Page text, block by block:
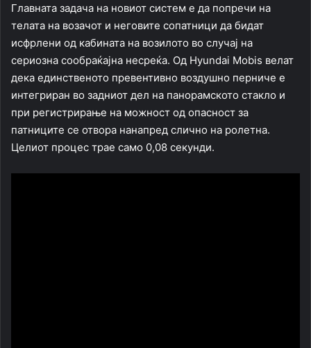
Главната задача на новиот систем е да попречи на
телата на возачот и неговите сопатници да бидат
исфрлени од кабината на возилото во случај на
сериозна сообраќајна несреќа. Од Hyundai Mobis велат
дека единственото превентивно воздушно перниче е
интегриран во задниот дел на панорамското стакло и
при регистрирање на можност од опасност за
патниците се отвора нанапред слично на ролетна.
Целиот процес трае само 0,08 секунди.